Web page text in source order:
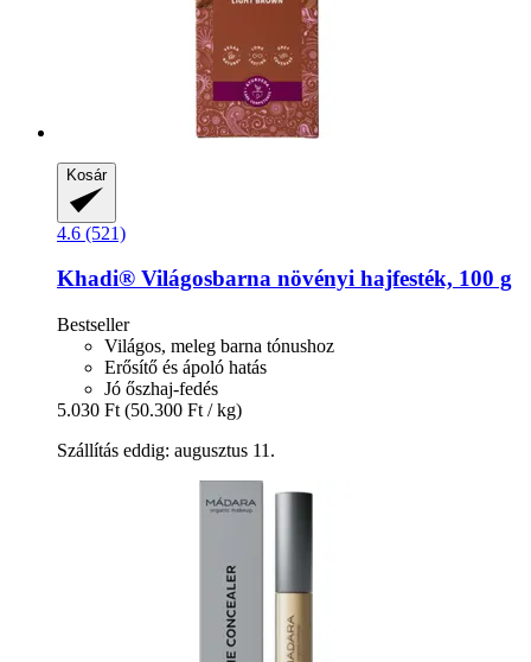
Kosár
4.6 (521)
Khadi® Világosbarna növényi hajfesték, 100 g
Bestseller
Világos, meleg barna tónushoz
Erősítő és ápoló hatás
Jó őszhaj-fedés
5.030 Ft (50.300 Ft / kg)
Szállítás eddig: augusztus 11.